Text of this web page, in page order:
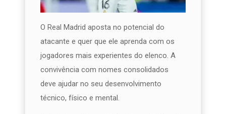
O Real Madrid aposta no potencial do
atacante e quer que ele aprenda com os
jogadores mais experientes do elenco. A
convivência com nomes consolidados
deve ajudar no seu desenvolvimento
técnico, físico e mental.